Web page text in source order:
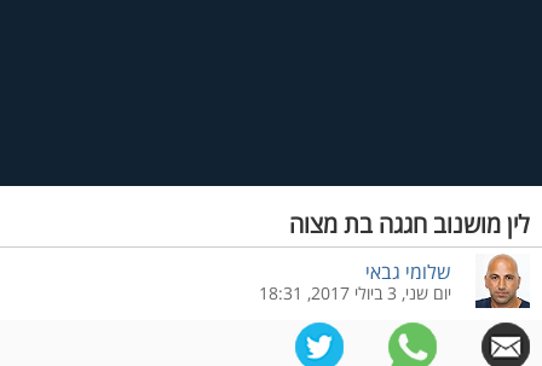
לין מושנוב חגגה בת מצוה
שלומי גבאי
יום שני, 3 ביולי 2017, 18:31